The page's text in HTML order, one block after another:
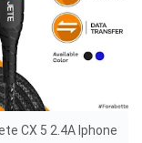
CX 5 2.4A Iphone